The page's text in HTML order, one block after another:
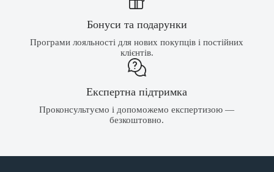
Бонуси та подарунки
Програми лояльності для нових покупців і постійних
клієнтів.
Експертна підтримка
Проконсультуємо і допоможемо експертизою —
безкоштовно.